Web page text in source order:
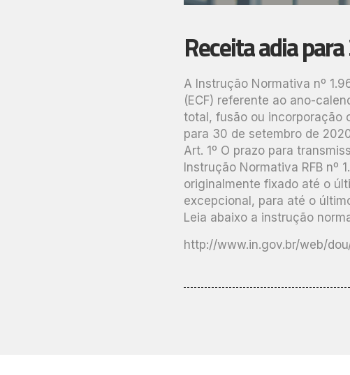
Receita adia
A Instrução Normativa nº
(ECF) referente ao ano-
total, fusão ou incorporação
para 30 de setembro de
Art. 1º O prazo para
Instrução Normativa RFB nº
originalmente fixado até o
excepcional, para até o
Leia abaixo a instrução
http://www.in.gov.br/web/